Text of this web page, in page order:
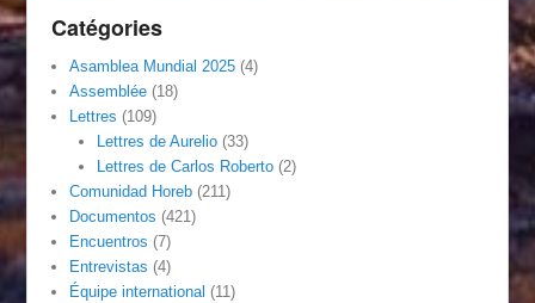
Catégories
Asamblea Mundial 2025 (4)
Assemblée (18)
Lettres (109)
Lettres de Aurelio(33)
Lettres de Carlos Roberto(2)
Comunidad Horeb (211)
Documentos (421)
Encuentros (7)
Entrevistas (4)
Équipe international (11)